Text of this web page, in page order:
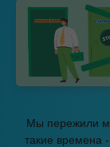
Мы пережили
такие